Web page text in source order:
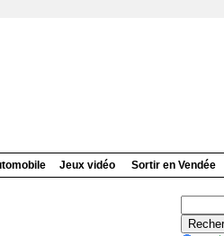
Jeux vidéo Sortir en Vendée